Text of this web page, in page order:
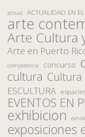
actual ACTUALIDAD EN
arte
Arte Cultura
Arte en Puerto
competencia concurso
cultura Cultura
ESCULTURA
EVENTOS EN
exhibicion
exposiciones